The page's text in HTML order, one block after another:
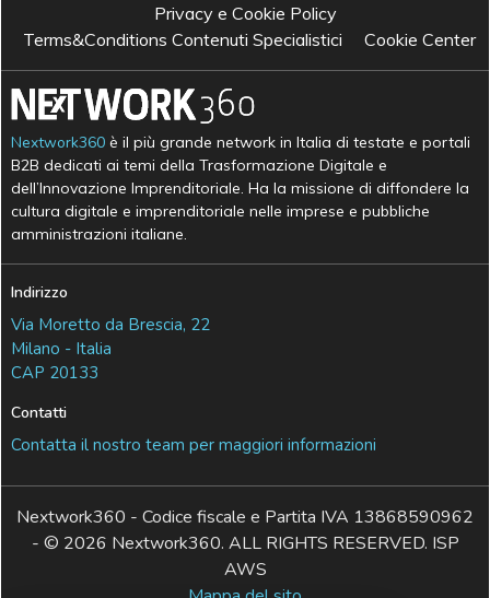
Privacy e Cookie Policy
Terms&Conditions Contenuti Specialistici
Cookie Center
Nextwork360 è il più grande network in Italia di testate e portali
B2B dedicati ai temi della Trasformazione Digitale e
dell’Innovazione Imprenditoriale. Ha la missione di diffondere la
cultura digitale e imprenditoriale nelle imprese e pubbliche
amministrazioni italiane.
Indirizzo
Via Moretto da Brescia, 22
Milano - Italia
CAP 20133
Contatti
Contatta il nostro team per maggiori informazioni
Nextwork360 - Codice fiscale e Partita IVA 13868590962
- © 2026 Nextwork360. ALL RIGHTS RESERVED. ISP
AWS